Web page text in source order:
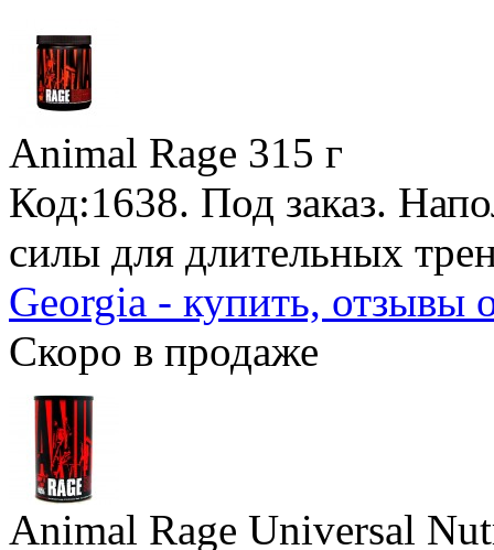
Animal Rage 315 г
Код:1638. Под заказ.
силы для длительных
Georgia - купить, отзывы
Скоро в продаже
Animal Rage Universal